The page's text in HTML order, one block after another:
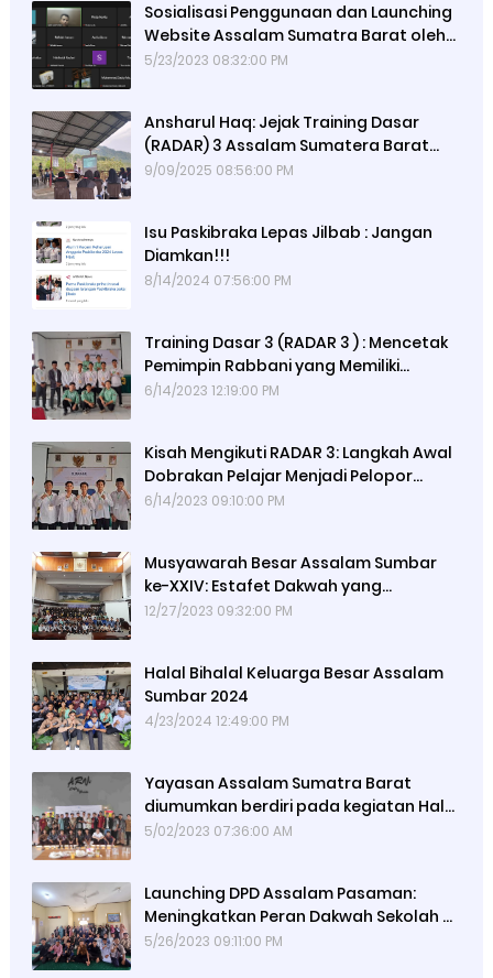
Sosialisasi Penggunaan dan Launching
Website Assalam Sumatra Barat oleh
Alumni 67
5/23/2023 08:32:00 PM
Ansharul Haq: Jejak Training Dasar
(RADAR) 3 Assalam Sumatera Barat
Tiga Hari Menempa Pemuda,
9/09/2025 08:56:00 PM
Isu Paskibraka Lepas Jilbab : Jangan
Diamkan!!!
8/14/2024 07:56:00 PM
Training Dasar 3 (RADAR 3 ) : Mencetak
Pemimpin Rabbani yang Memiliki
Intelektualitas Qur'ani
6/14/2023 12:19:00 PM
Kisah Mengikuti RADAR 3: Langkah Awal
Dobrakan Pelajar Menjadi Pelopor
Dakwah Sekolah
6/14/2023 09:10:00 PM
Musyawarah Besar Assalam Sumbar
ke-XXIV: Estafet Dakwah yang
Berpindah Pundak
12/27/2023 09:32:00 PM
Halal Bihalal Keluarga Besar Assalam
Sumbar 2024
4/23/2024 12:49:00 PM
Yayasan Assalam Sumatra Barat
diumumkan berdiri pada kegiatan Halal
bi Halal tahun 2023
5/02/2023 07:36:00 AM
Launching DPD Assalam Pasaman:
Meningkatkan Peran Dakwah Sekolah di
Kabupaten Pasaman
5/26/2023 09:11:00 PM